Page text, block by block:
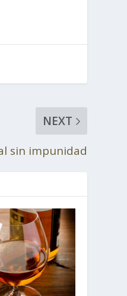
NEXT
sin impunidad